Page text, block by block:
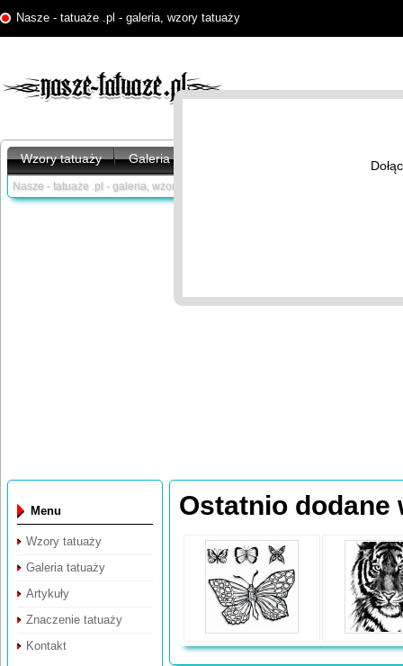
Nasze - tatuaże .pl - galeria, wzory tatuaży
Wzory tatuaży Galeria tatuaży Znaczenie
Nasze - tatuaże .pl - galeria, wzory tatuaży /
Ostatnio dodane
Menu
Wzory tatuaży
Galeria tatuaży
Artykuły
Znaczenie tatuaży
Kontakt